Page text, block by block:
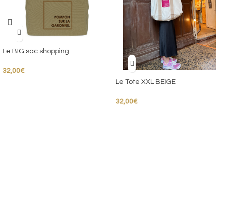
Le BIG sac shopping
32,00€
Le Tote XXL BEIGE
32,00€